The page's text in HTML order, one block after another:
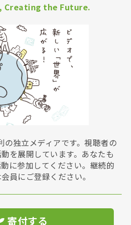
Creating the Future.
独立メディアです。視聴者の
を展開しています。あなたも
に参加してください。継続的
員にご登録ください。
寄付する